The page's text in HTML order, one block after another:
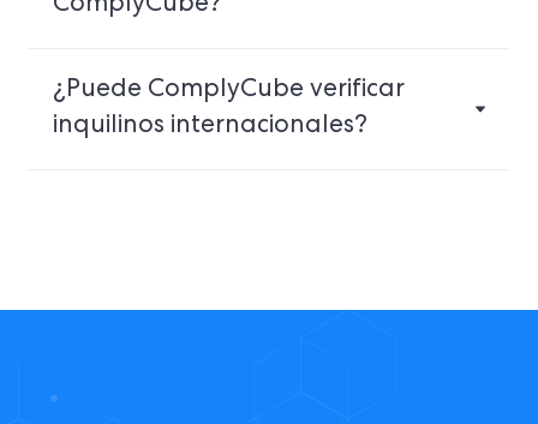
ComplyCube?
¿Puede ComplyCube verificar
inquilinos internacionales?